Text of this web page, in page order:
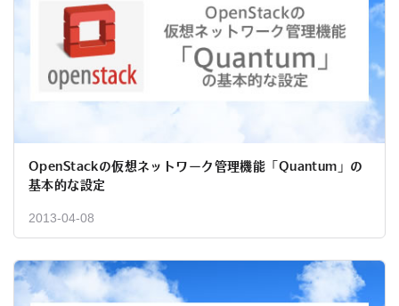
OpenStackの仮想ネットワーク管理機能「Quantum」の
基本的な設定
2013-04-08